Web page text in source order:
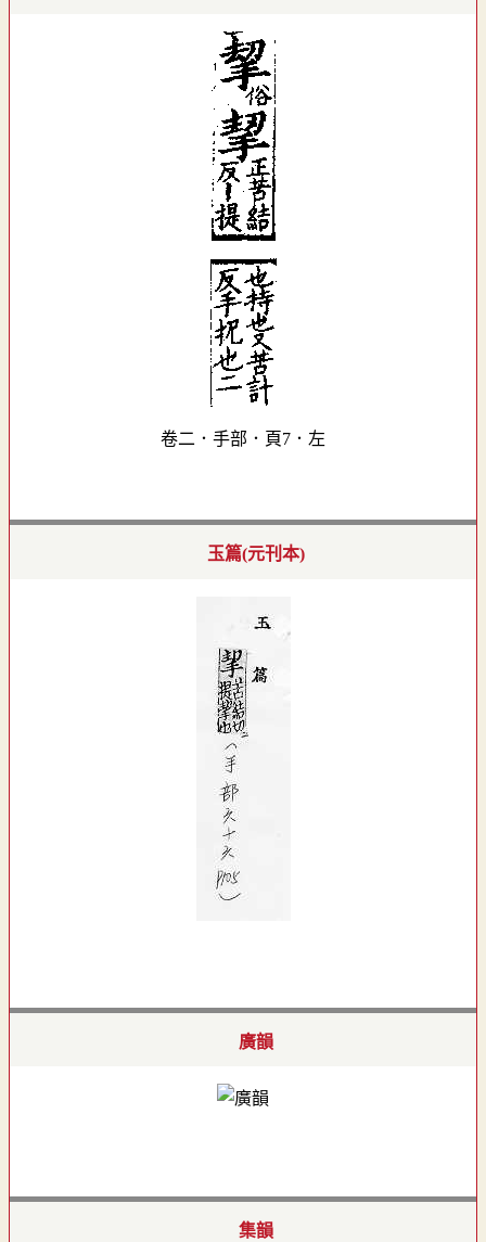
卷二．手部．頁7．左
玉篇(元刊本)
廣韻
集韻